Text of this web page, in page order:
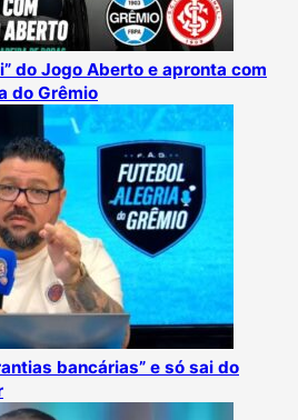
do Jogo Aberto e apronta com
do Grêmio
bancárias” e só sai do